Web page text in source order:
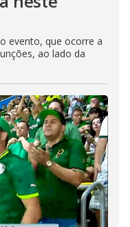
evento, que ocorre a
ao lado da